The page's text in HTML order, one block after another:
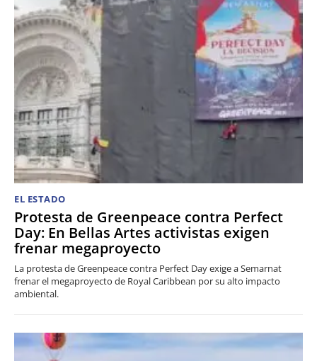
EL ESTADO
Protesta de Greenpeace contra Perfect
Day: En Bellas Artes activistas exigen
frenar megaproyecto
La protesta de Greenpeace contra Perfect Day exige a Semarnat
frenar el megaproyecto de Royal Caribbean por su alto impacto
ambiental.